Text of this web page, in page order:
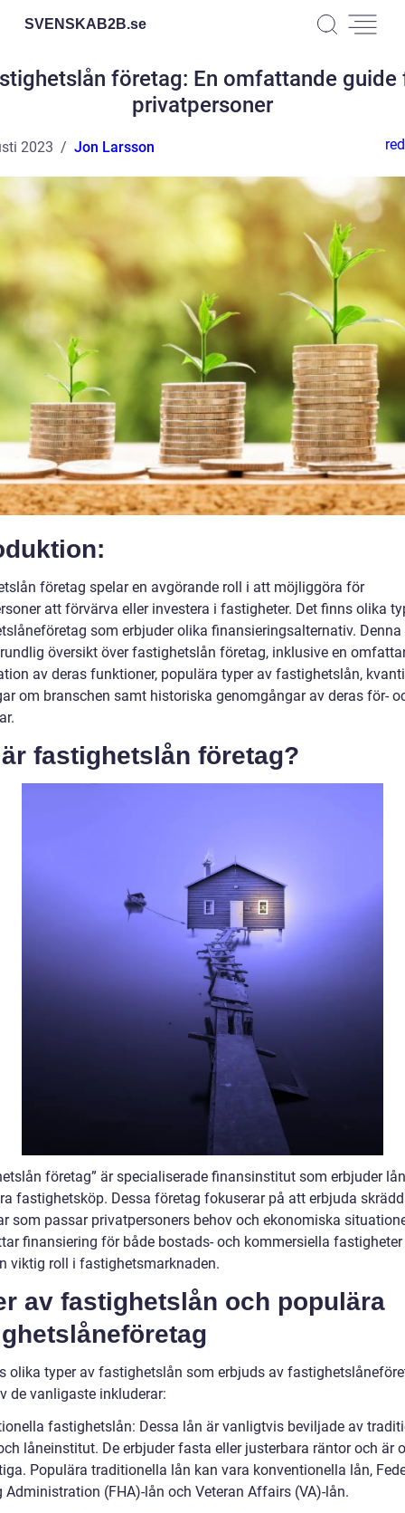
SVENSKAB2B.se
företag: En omfattande guide
privatpersoner
2023 Jon Larsson
företag spelar en avgörande roll i att möjliggöra för
att förvärva eller investera i fastigheter. Det finns olika
som erbjuder olika finansieringsalternativ. Denna
översikt över fastighetslån företag, inklusive en
av deras funktioner, populära typer av fastighetslån,
om branschen samt historiska genomgångar av deras för-
fastighetslån företag?
företag” är specialiserade finansinstitut som erbjuder
fastighetsköp. Dessa företag fokuserar på att erbjuda
som passar privatpersoners behov och ekonomiska
finansiering för både bostads- och kommersiella
viktig roll i fastighetsmarknaden.
av fastighetslån och populära
olika typer av fastighetslån som erbjuds av
de vanligaste inkluderar:
fastighetslån: Dessa lån är vanligtvis beviljade av
låneinstitut. De erbjuder fasta eller justerbara räntor och är
Populära traditionella lån kan vara konventionella lån,
Administration (FHA)-lån och Veteran Affairs (VA)-lån.